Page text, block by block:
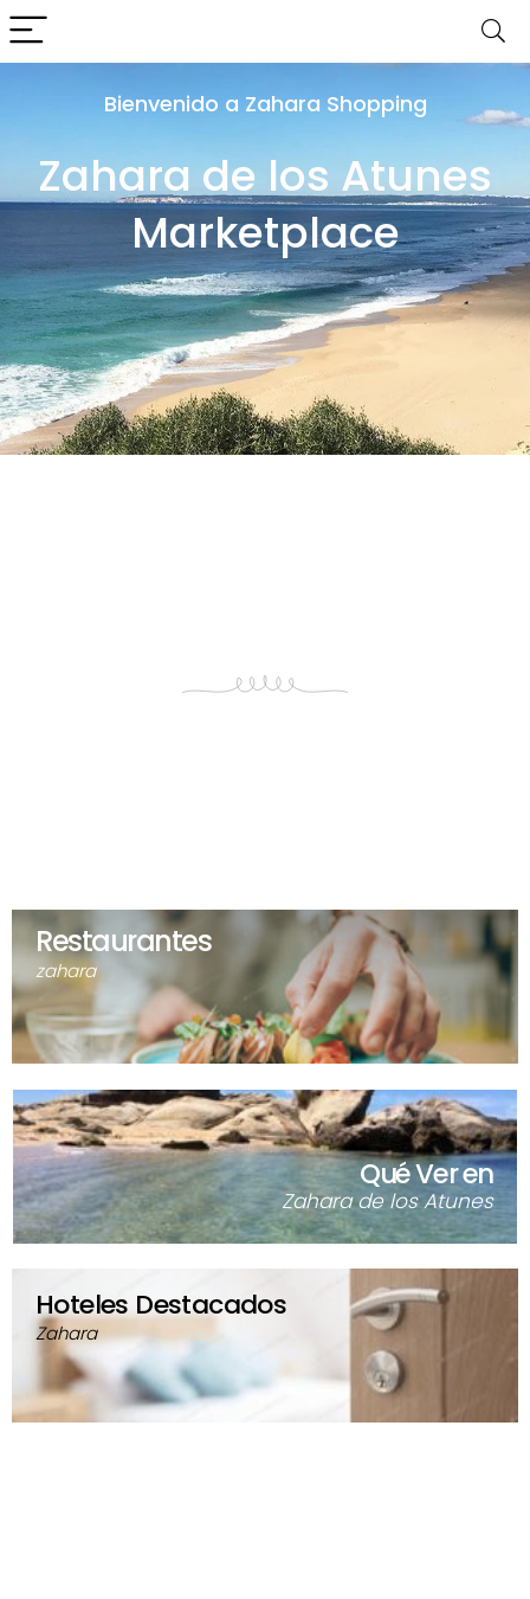
Bienvenido a Zahara Shopping
Zahara de los Atunes
Marketplace
Restaurantes
zahara
Qué Ver en
Zahara de los Atunes
Hoteles Destacados
Zahara